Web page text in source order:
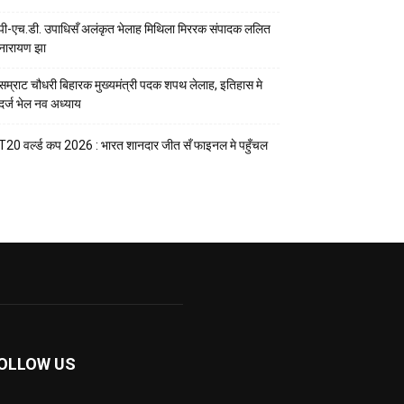
एच.डी. उपाधिसँ अलंकृत भेलाह मिथिला मिररक संपादक ललित
झा
चौधरी बिहारक मुख्यमंत्री पदक शपथ लेलाह, इतिहास मे
भेल नव अध्याय
वर्ल्ड कप 2026 : भारत शानदार जीत सँ फाइनल मे पहुँचल
US